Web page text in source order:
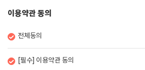
이용약관 동의
전체동의
[필수] 이용약관 동의